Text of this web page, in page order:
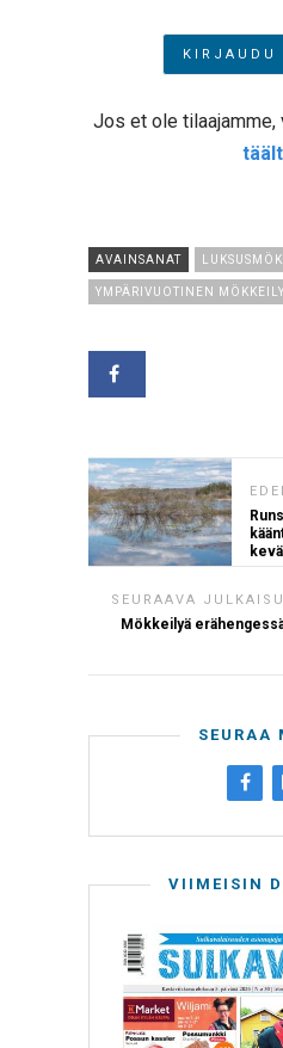
Jos et ole
AVAINSANAT
YMPÄRIVUOTINEN MÖKKEILY
SEURAAVA JULKAISU
Mökkeilyä
SEURAA
VIIMEISIN